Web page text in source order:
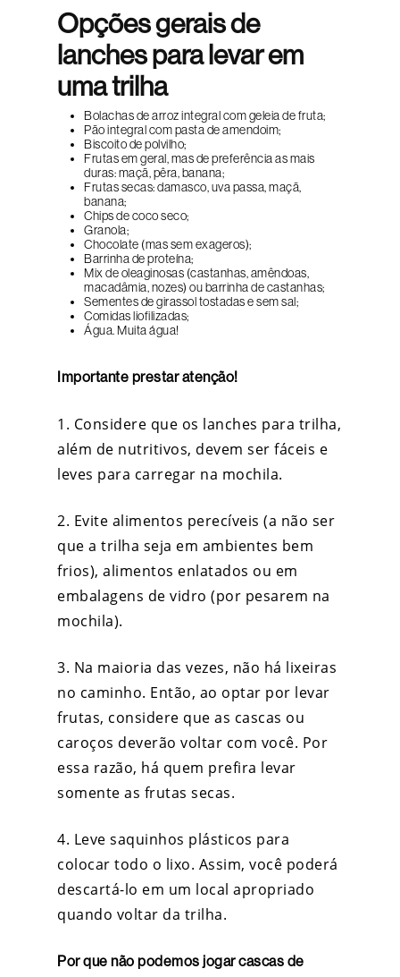
Opções gerais de
lanches para levar em
uma trilha
Bolachas de arroz integral com geleia de fruta;
Pão integral com pasta de amendoim;
Biscoito de polvilho;
Frutas em geral, mas de preferência as mais
duras: maçã, pêra, banana;
Frutas secas: damasco, uva passa, maçã,
banana;
Chips de coco seco;
Granola;
Chocolate (mas sem exageros);
Barrinha de proteína;
Mix de oleaginosas (castanhas, amêndoas,
macadâmia, nozes) ou barrinha de castanhas;
Sementes de girassol tostadas e sem sal;
Comidas liofilizadas;
Água. Muita água!
Importante prestar atenção!
1. Considere que os lanches para trilha,
além de nutritivos, devem ser fáceis e
leves para carregar na mochila.
2. Evite alimentos perecíveis (a não ser
que a trilha seja em ambientes bem
frios), alimentos enlatados ou em
embalagens de vidro (por pesarem na
mochila).
3. Na maioria das vezes, não há lixeiras
no caminho. Então, ao optar por levar
frutas, considere que as cascas ou
caroços deverão voltar com você. Por
essa razão, há quem prefira levar
somente as frutas secas.
4. Leve saquinhos plásticos para
colocar todo o lixo. Assim, você poderá
descartá-lo em um local apropriado
quando voltar da trilha.
Por que não podemos jogar cascas de